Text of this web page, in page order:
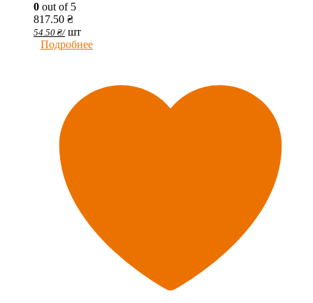
0 out of 5
817.50 ₴
54.50 ₴/ шт
Подробнее